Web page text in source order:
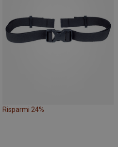
Risparmi 24%